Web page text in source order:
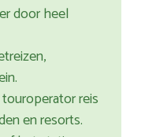
door heel
reis
en resorts.